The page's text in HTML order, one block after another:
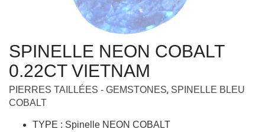
SPINELLE NEON COBALT
0.22CT VIETNAM
PIERRES TAILLÉES - GEMSTONES, SPINELLE BLEU
COBALT
TYPE : Spinelle NEON COBALT